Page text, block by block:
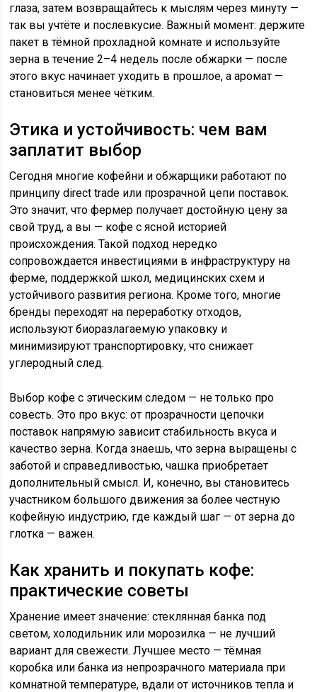
глаза, затем возвращайтесь к мыслям через минуту —
так вы учтёте и послевкусие. Важный момент: держите
пакет в тёмной прохладной комнате и используйте
зерна в течение 2–4 недель после обжарки — после
этого вкус начинает уходить в прошлое, а аромат —
становиться менее чётким.
Этика и устойчивость: чем вам
заплатит выбор
Сегодня многие кофейни и обжарщики работают по
принципу direct trade или прозрачной цепи поставок.
Это значит, что фермер получает достойную цену за
свой труд, а вы — кофе с ясной историей
происхождения. Такой подход нередко
сопровождается инвестициями в инфраструктуру на
ферме, поддержкой школ, медицинских схем и
устойчивого развития региона. Кроме того, многие
бренды переходят на переработку отходов,
используют биоразлагаемую упаковку и
минимизируют транспортировку, что снижает
углеродный след.
Выбор кофе с этическим следом — не только про
совесть. Это про вкус: от прозрачности цепочки
поставок напрямую зависит стабильность вкуса и
качество зерна. Когда знаешь, что зерна выращены с
заботой и справедливостью, чашка приобретает
дополнительный смысл. И, конечно, вы становитесь
участником большого движения за более честную
кофейную индустрию, где каждый шаг — от зерна до
глотка — важен.
Как хранить и покупать кофе:
практические советы
Хранение имеет значение: стеклянная банка под
светом, холодильник или морозилка — не лучший
вариант для свежести. Лучшее место — тёмная
коробка или банка из непрозрачного материала при
комнатной температуре, вдали от источников тепла и